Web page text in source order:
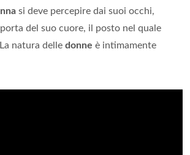
si deve percepire dai suoi occhi,
del suo cuore, il posto nel quale
natura delle donne è intimamente